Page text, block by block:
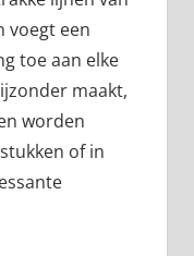
voegt een
toe aan elke
maakt,
worden
of in